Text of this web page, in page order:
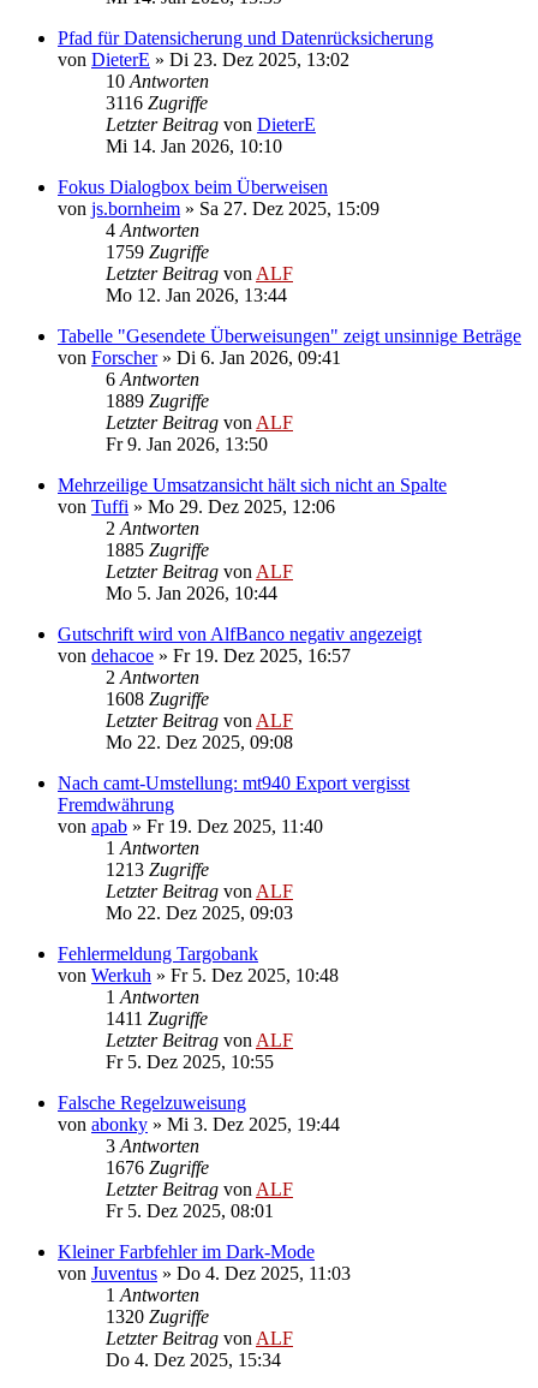
Pfad für Datensicherung und Datenrücksicherung
von DieterE » Di 23. Dez 2025, 13:02
10 Antworten
3116 Zugriffe
Letzter Beitrag von DieterE
Mi 14. Jan 2026, 10:10
Fokus Dialogbox beim Überweisen
von js.bornheim » Sa 27. Dez 2025, 15:09
4 Antworten
1759 Zugriffe
Letzter Beitrag von ALF
Mo 12. Jan 2026, 13:44
Tabelle "Gesendete Überweisungen" zeigt unsinnige Beträge
von Forscher» Di 6. Jan 2026, 09:41
6 Antworten
1889 Zugriffe
Letzter Beitrag von ALF
Fr 9. Jan 2026, 13:50
Mehrzeilige Umsatzansicht hält sich nicht an Spalte
von Tuffi » Mo 29. Dez 2025, 12:06
2 Antworten
1885 Zugriffe
Letzter Beitrag von ALF
Mo 5. Jan 2026, 10:44
Gutschrift wird von AlfBanco negativ angezeigt
von dehacoe » Fr 19. Dez 2025, 16:57
2 Antworten
1608 Zugriffe
Letzter Beitrag von ALF
Mo 22. Dez 2025, 09:08
Nach camt-Umstellung: mt940 Export vergisst
Fremdwährung
von apab » Fr 19. Dez 2025, 11:40
1 Antworten
1213 Zugriffe
Letzter Beitrag von ALF
Mo 22. Dez 2025, 09:03
Fehlermeldung Targobank
von Werkuh » Fr 5. Dez 2025, 10:48
1 Antworten
1411 Zugriffe
Letzter Beitrag von ALF
Fr 5. Dez 2025, 10:55
Falsche Regelzuweisung
von abonky » Mi 3. Dez 2025, 19:44
3 Antworten
1676 Zugriffe
Letzter Beitrag von ALF
Fr 5. Dez 2025, 08:01
Kleiner Farbfehler im Dark-Mode
von Juventus » Do 4. Dez 2025, 11:03
1 Antworten
1320 Zugriffe
Letzter Beitrag von ALF
Do 4. Dez 2025, 15:34